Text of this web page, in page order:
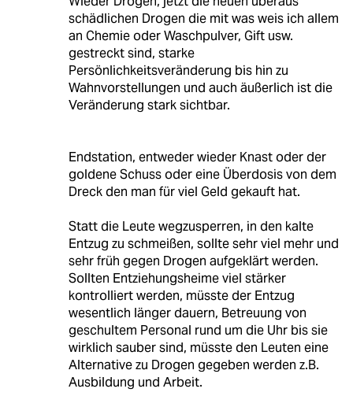
schädlichen Drogen die mit was weis ich allem
an Chemie oder Waschpulver, Gift usw.
gestreckt sind, starke
Persönlichkeitsveränderung bis hin zu
Wahnvorstellungen und auch äußerlich ist die
Veränderung stark sichtbar.
Endstation, entweder wieder Knast oder der
goldene Schuss oder eine Überdosis von dem
Dreck den man für viel Geld gekauft hat.
Statt die Leute wegzusperren, in den kalte
Entzug zu schmeißen, sollte sehr viel mehr und
sehr früh gegen Drogen aufgeklärt werden.
Sollten Entziehungsheime viel stärker
kontrolliert werden, müsste der Entzug
wesentlich länger dauern, Betreuung von
geschultem Personal rund um die Uhr bis sie
wirklich sauber sind, müsste den Leuten eine
Alternative zu Drogen gegeben werden z.B.
Ausbildung und Arbeit.